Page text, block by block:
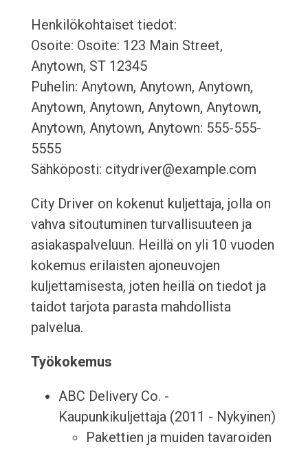
Henkilökohtaiset tiedot:
Osoite: Osoite: 123 Main Street,
Anytown, ST 12345
Puhelin: Anytown, Anytown, Anytown,
Anytown, Anytown, Anytown, Anytown,
Anytown, Anytown, Anytown: 555-555-
5555
Sähköposti: citydriver@example.com
City Driver on kokenut kuljettaja, jolla on
vahva sitoutuminen turvallisuuteen ja
asiakaspalveluun. Heillä on yli 10 vuoden
kokemus erilaisten ajoneuvojen
kuljettamisesta, joten heillä on tiedot ja
taidot tarjota parasta mahdollista
palvelua.
Työkokemus
ABC Delivery Co. -
Kaupunkikuljettaja (2011 - Nykyinen)
Pakettien ja muiden tavaroiden